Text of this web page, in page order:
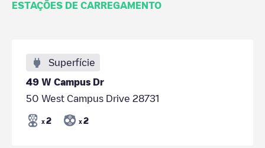
ESTAÇÕES DE CARREGAMENTO
Superfície
49 W Campus Dr
50 West Campus Drive 28731
x 2 x 2